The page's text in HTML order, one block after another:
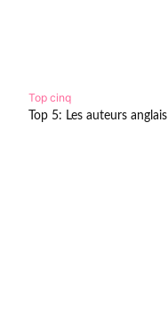
Top cinq
Top 5: Les auteurs anglais